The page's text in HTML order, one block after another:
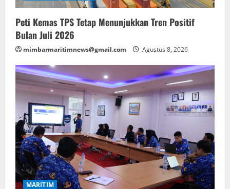
Peti Kemas TPS Tetap Menunjukkan Tren Positif
Bulan Juli 2026
mimbarmaritimnews@gmail.com Agustus 8, 2026
MARITIM